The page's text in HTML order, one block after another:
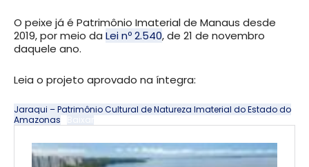
O peixe já é Patrimônio Imaterial de Manaus desde
2019, por meio da Lei nº 2.540, de 21 de novembro
daquele ano.
Leia o projeto aprovado na íntegra:
Jaraqui – Patrimônio Cultural de Natureza Imaterial do Estado do
Amazonas